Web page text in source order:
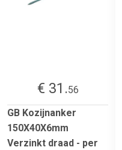
€ 31.56
GB Kozijnanker
150X40X6mm
Verzinkt draad - per